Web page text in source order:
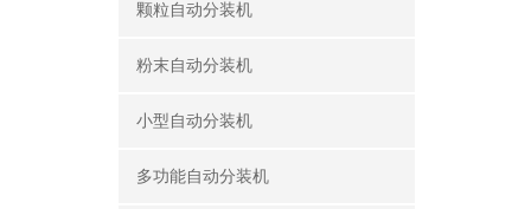
颗粒自动分装机
粉末自动分装机
小型自动分装机
多功能自动分装机